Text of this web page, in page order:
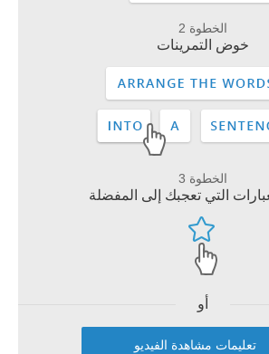
الخطوة 2
خوض التمرينات
الخطوة 3
التي تعجبك إلى المفضلة
أو
تعليمات مشاهدة الفيديو